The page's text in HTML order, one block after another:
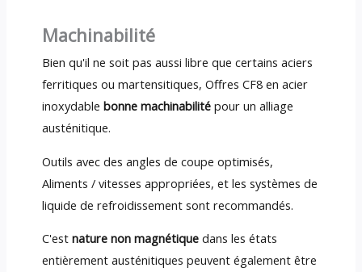
Machinabilité
Bien qu'il ne soit pas aussi libre que certains aciers
ferritiques ou martensitiques, Offres CF8 en acier
inoxydable bonne machinabilitépour un alliage
austénitique.
Outils avec des angles de coupe optimisés,
Aliments / vitesses appropriées, et les systèmes de
liquide de refroidissement sont recommandés.
C'est nature non magnétiquedans les états
entièrement austénitiques peuvent également être